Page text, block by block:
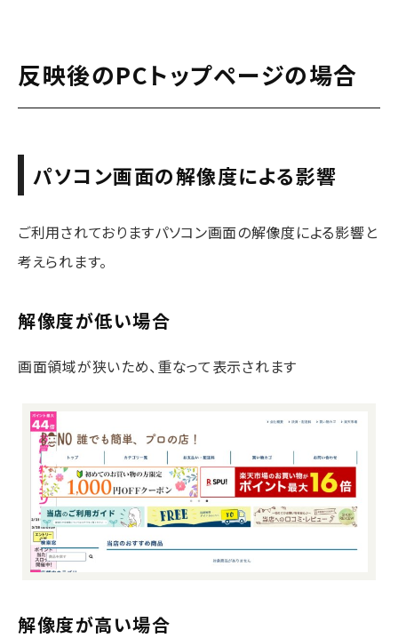
反映後のPCトップページの場合
パソコン画面の解像度による影響
ご利用されておりますパソコン画面の解像度による影響と
考えられます。
解像度が低い場合
画面領域が狭いため、重なって表示されます
解像度が高い場合